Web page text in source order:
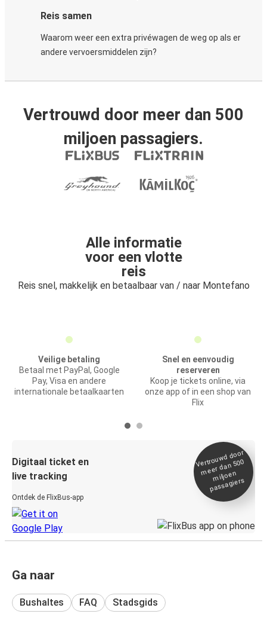
Reis samen
Waarom weer een extra privéwagen de weg op als er
andere vervoersmiddelen zijn?
Vertrouwd door meer dan 500
miljoen passagiers.
Alle informatie
voor een vlotte
reis
Reis snel, makkelijk en betaalbaar van / naar Montefano
Veilige betaling
Betaal met PayPal, Google
Pay, Visa en andere
internationale betaalkaarten
Snel en eenvoudig
reserveren
Koop je tickets online, via
onze app of in een shop van
Flix
Digitaal ticket en
live tracking
Ontdek de FlixBus-app
Vertrou
wd door
meer dan 500
miljoen
passagiers
Ga naar
Bushaltes FAQ Stadsgids